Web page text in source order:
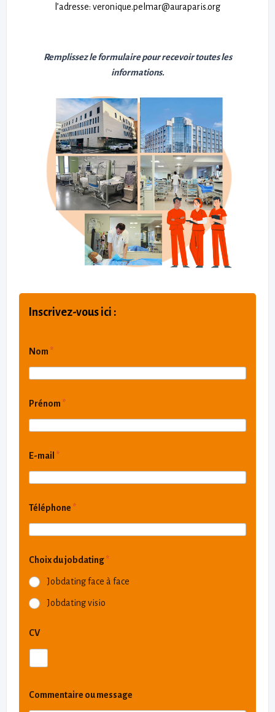
l’adresse: veronique.pelmar@auraparis.org
Remplissez le formulaire pour recevoir toutes les
informations.
Inscrivez-vous ici :
Nom *
Prénom *
E-mail *
Téléphone *
Choix du jobdating*
Jobdating face à face
Jobdating visio
CV
Commentaire ou message